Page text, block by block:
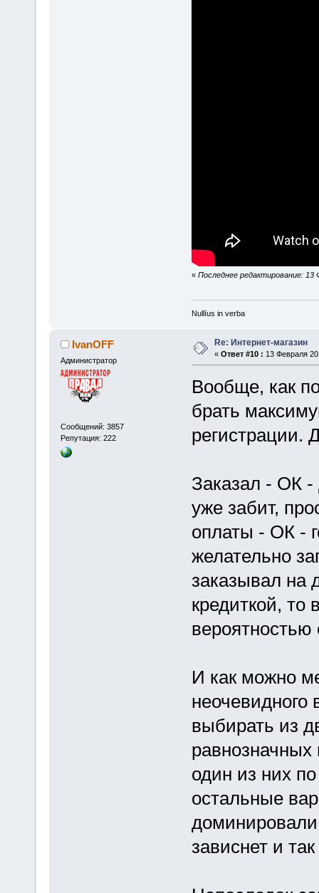
« Последнее редактирование: 13
Nullīus in verba
IvanOFF
Администратор
Сообщений: 3857
Репутация: 222
Re: Интернет-магазин
« Ответ #10 : 13 Февраля
Вообще, как
брать
регистрации.
Заказал - ОК -
уже забит,
оплаты - ОК -
желательно
заказывал на
кредиткой,
вероятностью
И как можно
неочевидного
выбирать из
равнозначных
один из них
остальные
зависнет и